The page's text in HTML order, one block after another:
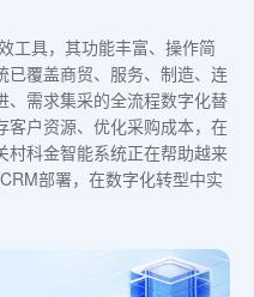
工具，其功能丰富、操作简
已覆盖商贸、服务、制造、连
、需求集采的全流程数字化替
户资源、优化采购成本，在
村科金智能系统正在帮助越来
部署，在数字化转型中实